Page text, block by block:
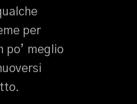
per
po’ meglio